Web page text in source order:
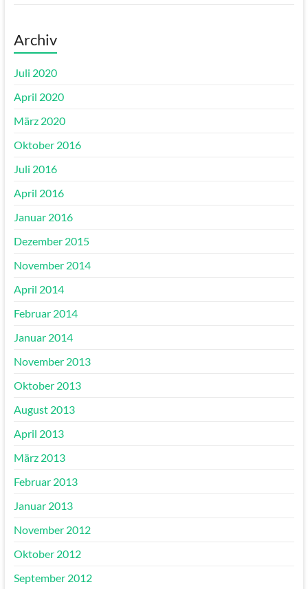
Archiv
Juli 2020
April 2020
März 2020
Oktober 2016
Juli 2016
April 2016
Januar 2016
Dezember 2015
November 2014
April 2014
Februar 2014
Januar 2014
November 2013
Oktober 2013
August 2013
April 2013
März 2013
Februar 2013
Januar 2013
November 2012
Oktober 2012
September 2012